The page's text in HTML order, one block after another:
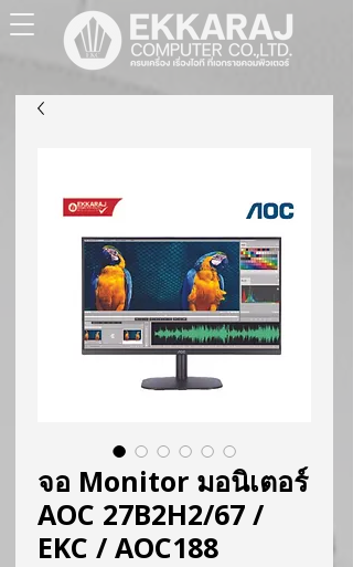
จอ Monitor มอนิเตอร์
AOC 27B2H2/67 /
EKC / AOC188